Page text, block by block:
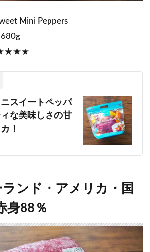
Mini Peppers
スイートペッパ
な美味しさの甘
！
ンド・アメリカ・国
身88％